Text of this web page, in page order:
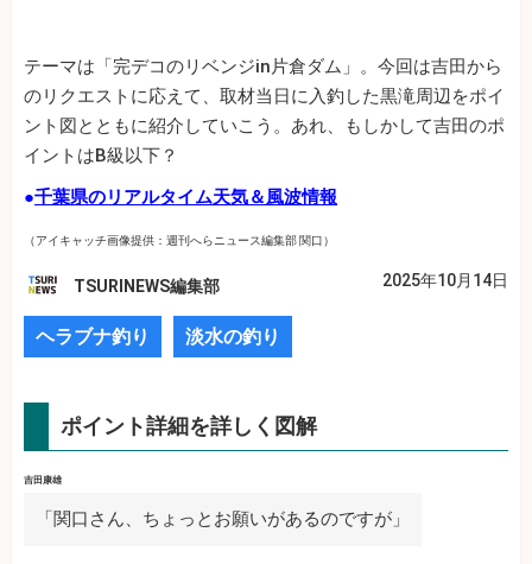
テーマは「完デコのリベンジin片倉ダム」。今回は吉田から
のリクエストに応えて、取材当日に入釣した黒滝周辺をポイ
ント図とともに紹介していこう。あれ、もしかして吉田のポ
イントはB級以下？
●千葉県のリアルタイム天気＆風波情報
（アイキャッチ画像提供：週刊へらニュース編集部 関口）
TSURINEWS編集部 2025年10月14日
ヘラブナ釣り 淡水の釣り
ポイント詳細を詳しく図解
吉田康雄
「関口さん、ちょっとお願いがあるのですが」